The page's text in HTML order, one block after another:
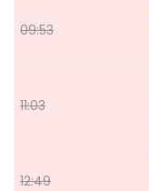
09:53
11:03
12:49